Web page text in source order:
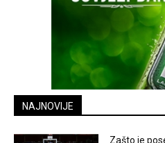
NAJNOVIJE
Zašto je